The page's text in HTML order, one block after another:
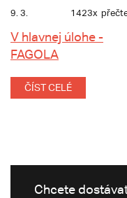
9. 3. 1423x
V hlavnej úlohe -
FAGOLA
ČÍST CELÉ
Chcete